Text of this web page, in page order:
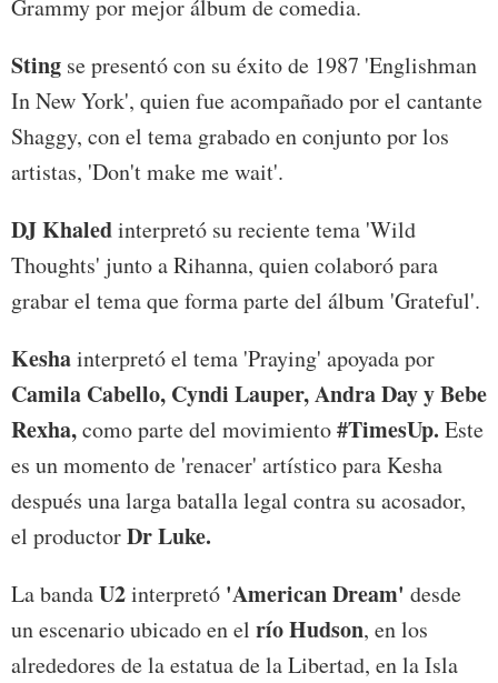
Grammy por mejor álbum de comedia.
Sting se presentó con su éxito de 1987 'Englishman
In New York', quien fue acompañado por el cantante
Shaggy, con el tema grabado en conjunto por los
artistas, 'Don't make me wait'.
DJ Khaledinterpretó su reciente tema 'Wild
Thoughts' junto a Rihanna, quien colaboró para
grabar el tema que forma parte del álbum 'Grateful'.
Keshainterpretó el tema 'Praying' apoyada por
Camila Cabello, Cyndi Lauper, Andra Day y Bebe
Rexha,como parte del movimiento#TimesUp. Este
es un momento de 'renacer' artístico para Kesha
después una larga batalla legal contra su acosador,
el productorDr Luke.
La bandaU2interpretó 'American Dream' desde
un escenario ubicado en el río Hudson, en los
alrededores de la estatua de la Libertad, en la Isla